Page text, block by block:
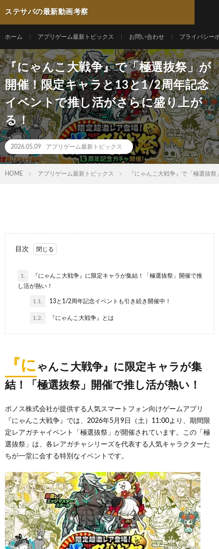
ステサバの最新動画考察
ホーム アプリゲーム最新トピックス お問い合わせ プライバシー
『にゃんこ大戦争』で「極選抜祭」が
開催！限定キャラと13と1/2周年記念
イベントで推し活がさらに盛り上が
る！
2026.05.09 アプリゲーム最新トピックス
HOME アプリゲーム最新トピックス 『にゃんこ大戦争』で「極選抜
目次
1.
『にゃんこ大戦争』に限定キャラが集結！「極選抜祭」開催で推
し活が熱い！
1.1. 13と1/2周年記念イベントも引き続き開催中！
1.2. 『にゃんこ大戦争』とは
『にゃんこ大戦争』に限定キャラが集
結！「極選抜祭」開催で推し活が熱い！
ポノス株式会社が提供する人気スマートフォン向けゲームアプリ
『にゃんこ大戦争』では、2026年5月9日（土）11:00より、期間限
定レアガチャイベント「極選抜祭」が開催されています。この「極
選抜祭」は、各レアガチャシリーズを代表する人気キャラクターた
ちが一堂に会する特別なイベントです。